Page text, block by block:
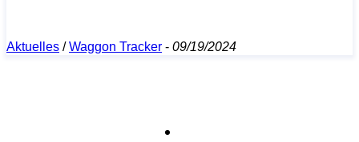
Aktuelles /Waggon Tracker - 09/19/2024